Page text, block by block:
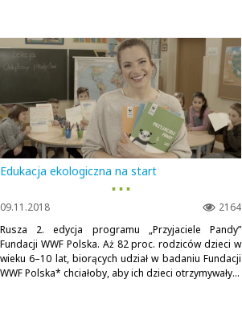
Edukacja ekologiczna na start
▪ ▪ ▪
2164
09.11.2018
Rusza 2. edycja programu „Przyjaciele Pandy”
Fundacji WWF Polska. Aż 82 proc. rodziców dzieci w
wieku 6–10 lat, biorących udział w badaniu Fundacji
WWF Polska* chciałoby, aby ich dzieci otrzymywały...